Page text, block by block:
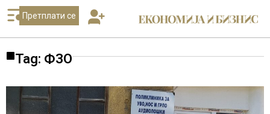
Претплати се
Tag: ФЗО